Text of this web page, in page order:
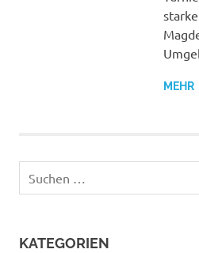
MEHR
nach:
KATEGORIEN